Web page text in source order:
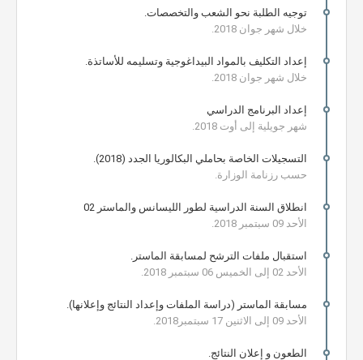
توجيه الطلبة نحو الشعب والتخصصات.
خلال شهر جوان 2018.
إعداد التكليف بالمواد البيداغوجية وتسليمه للأساتذة.
خلال شهر جوان 2018.
إعداد البرنامج الدراسي
شهر جويلية إلى أوت 2018.
التسجيلات الخاصة بحاملي البكالوريا الجدد (2018).
حسب رزنامة الوزارة.
انطلاق السنة الدراسية لطور الليسانس والماستر 02
الأحد 09 سبتمبر 2018.
استقبال ملفات الترشح لمسابقة الماستر.
الأحد 02 إلى الخميس 06 سبتمبر 2018.
مسابقة الماستر (دراسة الملفات وإعداد النتائج وإعلانها).
الأحد 09 إلى الاثنين 17 سبتمبر2018.
الطعون و إعلان النتائج.